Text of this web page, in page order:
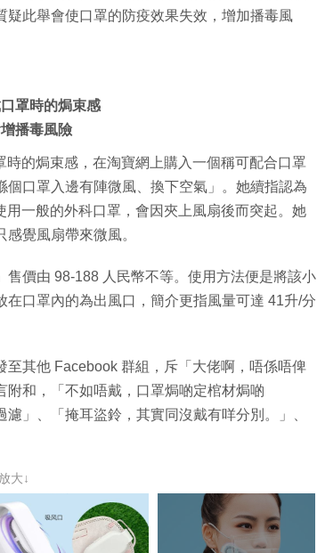
此舉會使口罩的防疫效果失效，增加播毒風
罩時的焗束感
播毒風險
的焗束感，在淘寶網上購入一個稱可配合口罩
口罩入邊有陣微風、換下空氣」。她續指認為
用一般的外科口罩，會因夾上風扇後而突起。她
覺風扇帶來微風。
價由 98-188 人民幣不等。使用方法便是將該小
口罩內的為出風口，簡介更指風量可達 41升/分
其他 Facebook 群組，斥「大佬啊，唔係唔俾
和，「不如唔戴，口罩焗啲定棺材焗啲
」、「掩耳盜鈴，其實同沒戴有咩分別。」、
大↓